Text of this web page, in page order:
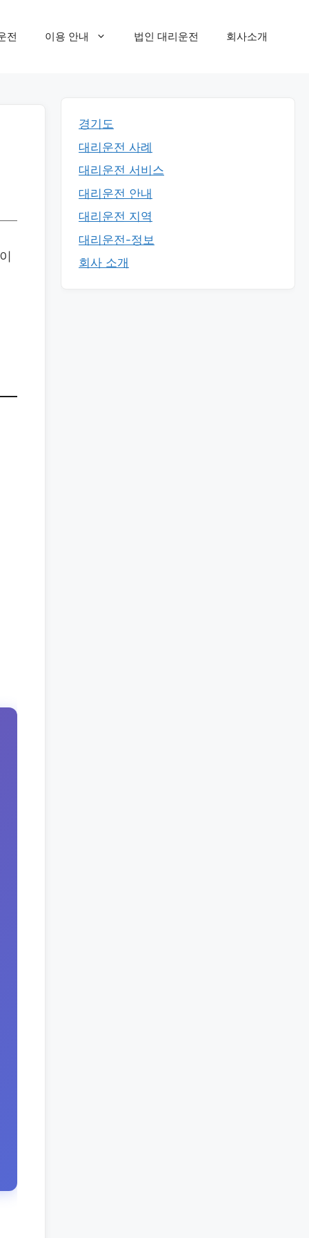
전 이용 안내 법인 대리운전 회사소개
경기도
대리운전 사례
대리운전 서비스
대리운전 안내
대리운전 지역
대리운전-정보
회사 소개